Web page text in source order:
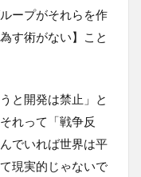
ープがそれらを作
す術がない】こと
と開発は禁止」と
れって「戦争反
でいれば世界は平
現実的じゃないで